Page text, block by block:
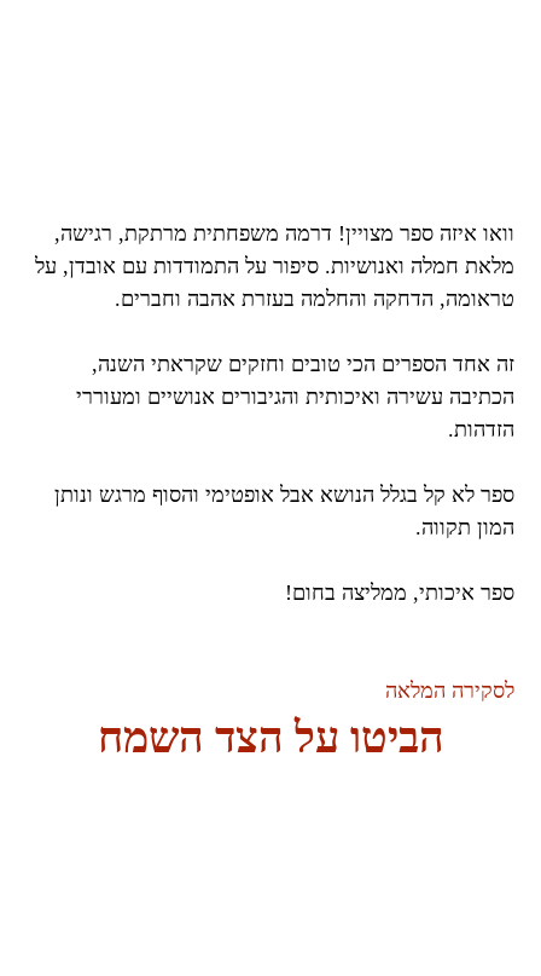
וואו איזה ספר מצויין! דרמה משפחתית מרתקת, רגישה,
מלאת חמלה ואנושיות. סיפור על התמודדות עם אובדן, על
טראומה, הדחקה והחלמה בעזרת אהבה וחברים.
זה אחד הספרים הכי טובים וחזקים שקראתי השנה,
הכתיבה עשירה ואיכותית והגיבורים אנושיים ומעוררי
הזדהות.
ספר לא קל בגלל הנושא אבל אופטימי והסוף מרגש ונותן
המון תקווה.
ספר איכותי, ממליצה בחום!
לסקירה המלאה
הביטו על הצד השמח